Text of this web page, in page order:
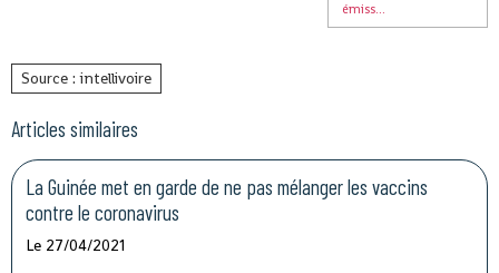
émiss...
Source : intellivoire
Articles similaires
La Guinée met en garde de ne pas mélanger les vaccins
contre le coronavirus
Le 27/04/2021